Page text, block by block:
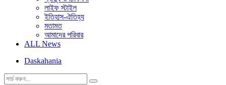
লাইফ স্টাইল
ইতিহাস-ঐতিহ্য
মতামত
আমাদের পরিবার
ALL News
Daskahania